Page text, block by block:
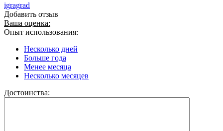
igragrad
Добавить отзыв
Ваша оценка:
Опыт использования:
Несколько дней
Больше года
Менее месяца
Несколько месяцев
Достоинства: